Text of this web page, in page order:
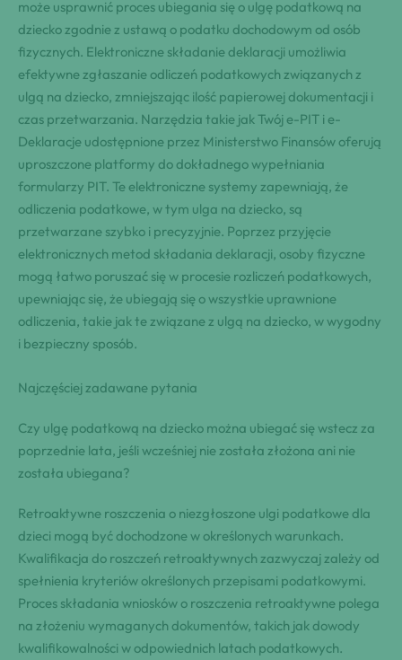
może usprawnić proces ubiegania się o ulgę podatkową na
dziecko zgodnie z ustawą o podatku dochodowym od osób
fizycznych. Elektroniczne składanie deklaracji umożliwia
efektywne zgłaszanie odliczeń podatkowych związanych z
ulgą na dziecko, zmniejszając ilość papierowej dokumentacji i
czas przetwarzania. Narzędzia takie jak Twój e-PIT i e-
Deklaracje udostępnione przez Ministerstwo Finansów oferują
uproszczone platformy do dokładnego wypełniania
formularzy PIT. Te elektroniczne systemy zapewniają, że
odliczenia podatkowe, w tym ulga na dziecko, są
przetwarzane szybko i precyzyjnie. Poprzez przyjęcie
elektronicznych metod składania deklaracji, osoby fizyczne
mogą łatwo poruszać się w procesie rozliczeń podatkowych,
upewniając się, że ubiegają się o wszystkie uprawnione
odliczenia, takie jak te związane z ulgą na dziecko, w wygodny
i bezpieczny sposób.
Najczęściej zadawane pytania
Czy ulgę podatkową na dziecko można ubiegać się wstecz za
poprzednie lata, jeśli wcześniej nie została złożona ani nie
została ubiegana?
Retroaktywne roszczenia o niezgłoszone ulgi podatkowe dla
dzieci mogą być dochodzone w określonych warunkach.
Kwalifikacja do roszczeń retroaktywnych zazwyczaj zależy od
spełnienia kryteriów określonych przepisami podatkowymi.
Proces składania wniosków o roszczenia retroaktywne polega
na złożeniu wymaganych dokumentów, takich jak dowody
kwalifikowalności w odpowiednich latach podatkowych.